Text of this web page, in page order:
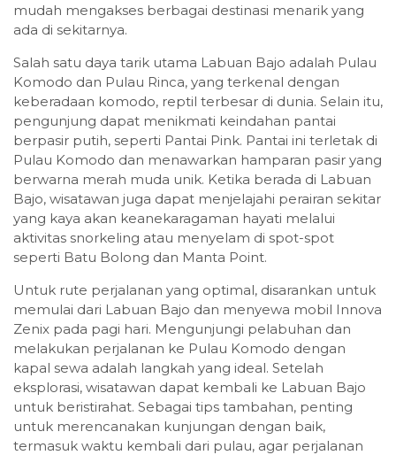
mudah mengakses berbagai destinasi menarik yang
ada di sekitarnya.
Salah satu daya tarik utama Labuan Bajo adalah Pulau
Komodo dan Pulau Rinca, yang terkenal dengan
keberadaan komodo, reptil terbesar di dunia. Selain itu,
pengunjung dapat menikmati keindahan pantai
berpasir putih, seperti Pantai Pink. Pantai ini terletak di
Pulau Komodo dan menawarkan hamparan pasir yang
berwarna merah muda unik. Ketika berada di Labuan
Bajo, wisatawan juga dapat menjelajahi perairan sekitar
yang kaya akan keanekaragaman hayati melalui
aktivitas snorkeling atau menyelam di spot-spot
seperti Batu Bolong dan Manta Point.
Untuk rute perjalanan yang optimal, disarankan untuk
memulai dari Labuan Bajo dan menyewa mobil Innova
Zenix pada pagi hari. Mengunjungi pelabuhan dan
melakukan perjalanan ke Pulau Komodo dengan
kapal sewa adalah langkah yang ideal. Setelah
eksplorasi, wisatawan dapat kembali ke Labuan Bajo
untuk beristirahat. Sebagai tips tambahan, penting
untuk merencanakan kunjungan dengan baik,
termasuk waktu kembali dari pulau, agar perjalanan